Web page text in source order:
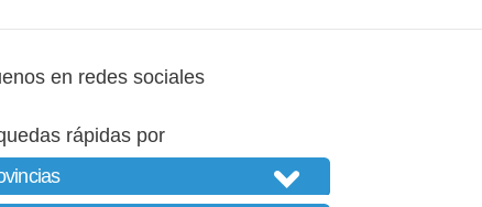
en redes sociales
rápidas por